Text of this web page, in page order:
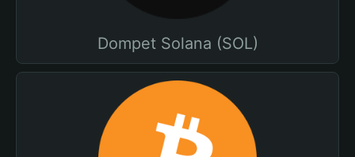
Dompet Solana (SOL)